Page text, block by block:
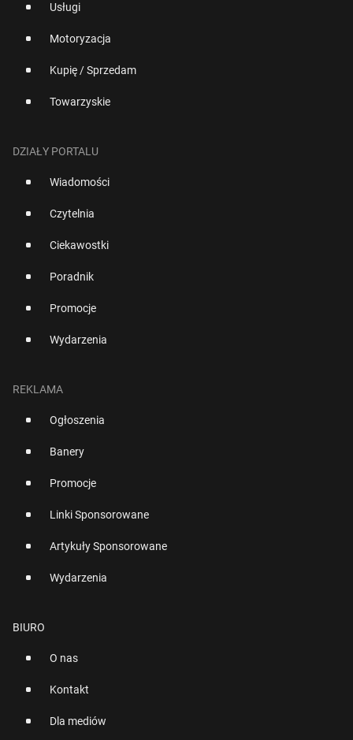
Usługi
Motoryzacja
Kupię / Sprzedam
Towarzyskie
DZIAŁY PORTALU
Wiadomości
Czytelnia
Ciekawostki
Poradnik
Promocje
Wydarzenia
REKLAMA
Ogłoszenia
Banery
Promocje
Linki Sponsorowane
Artykuły Sponsorowane
Wydarzenia
BIURO
O nas
Kontakt
Dla mediów